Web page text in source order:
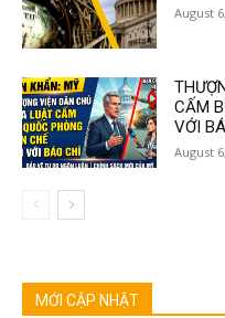
August
CẤM
VỚI
August
MỚI CẬP NHẬT